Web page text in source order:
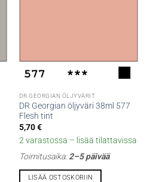
DR GEORGIAN ÖLJYVÄRIT
DR Georgian öljyväri 38ml 577
Flesh tint
5,70€
2 varastossa – lisää tilattavissa
Toimitusaika:2–5 päivää
LISÄÄ OSTOSKORIIN